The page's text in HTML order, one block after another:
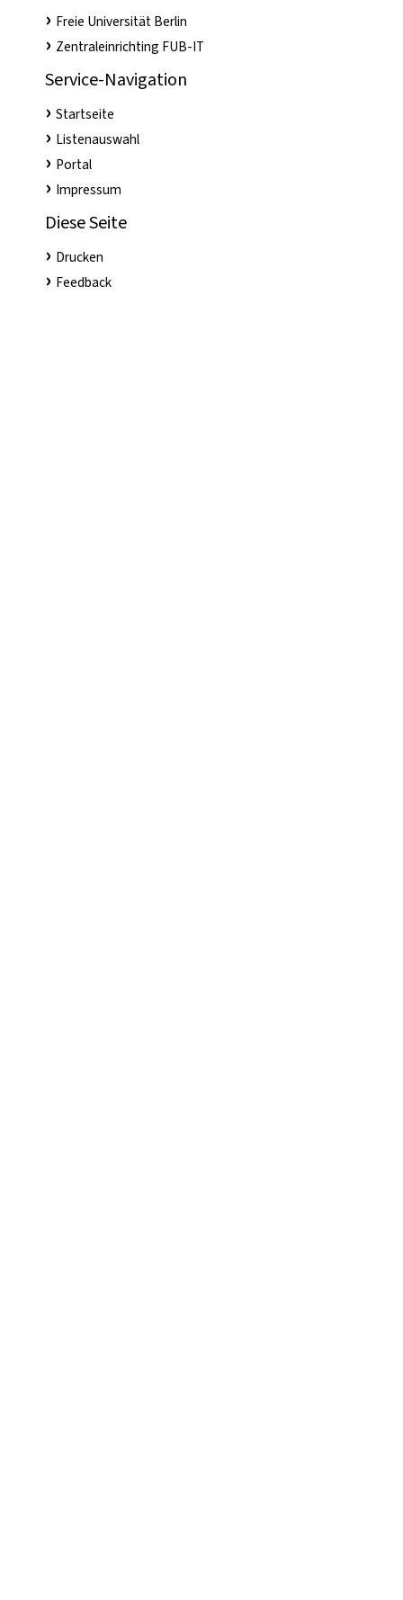
Freie Universität Berlin
Zentraleinrichting FUB-IT
Service-Navigation
Startseite
Listenauswahl
Portal
Impressum
Diese Seite
Drucken
Feedback